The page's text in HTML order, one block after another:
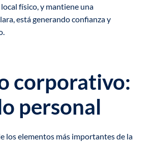
físico, y mantiene una
está generando confianza y
corporativo:
personal
los elementos más importantes de la